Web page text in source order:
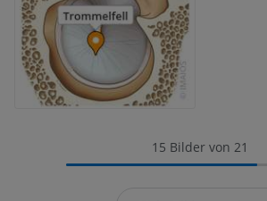
15 Bilder von 21